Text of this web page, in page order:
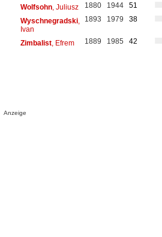
Wolfsohn, Juliusz 1880 1944
51
Wyschnegradski,
Ivan
1893 1979 38
Zimbalist, Efrem 1889 1985 42
Anzeige